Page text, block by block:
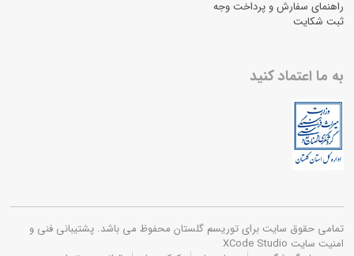
راهنمای سفارش و پرداخت وجه
ثبت شکایت
به ما اعتماد کنید
تمامی حقوق سایت برای توریسم گلستان محفوظ می باشد. پشتیبانی فنی و
امنیت سایت XCode Studio